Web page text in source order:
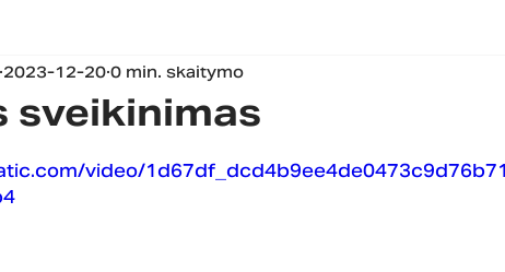
Žalų sureguliavimas Kreditų draudimo sprendimai
Įmonės rizikų valdymas Privatiems
sveikinimas
2023-12-20 0 min. skaitymo
video/